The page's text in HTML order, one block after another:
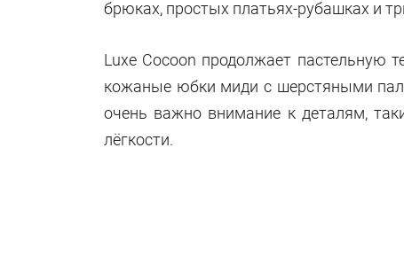
брюках, простых платьях-рубашках и
Luxe Cocoon продолжает пастельную
кожаные юбки миди с шерстяными
очень важно внимание к деталям,
лёгкости.